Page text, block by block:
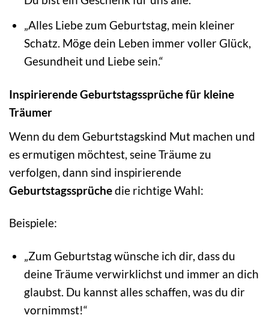
„Alles Liebe zum Geburtstag, mein kleiner
Schatz. Möge dein Leben immer voller Glück,
Gesundheit und Liebe sein.“
Inspirierende Geburtstagssprüche für kleine
Träumer
Wenn du dem Geburtstagskind Mut machen und
es ermutigen möchtest, seine Träume zu
verfolgen, dann sind inspirierende
Geburtstagssprüchedie richtige Wahl:
Beispiele:
„Zum Geburtstag wünsche ich dir, dass du
deine Träume verwirklichst und immer an dich
glaubst. Du kannst alles schaffen, was du dir
vornimmst!“